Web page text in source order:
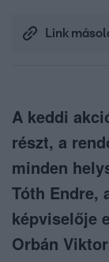
Link
A keddi
részt, a
minden
Tóth Endre,
képviselője
Orbán